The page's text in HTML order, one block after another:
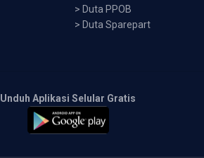
> Duta PPOB
> Duta Sparepart
Unduh Aplikasi Selular Gratis